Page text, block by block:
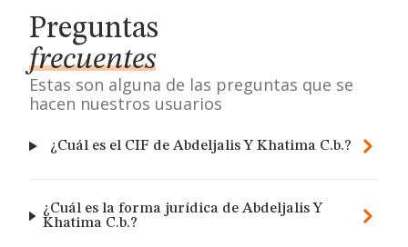
Preguntas
frecuentes
Estas son alguna de las preguntas que se
hacen nuestros usuarios
¿Cuál es el CIF de Abdeljalis Y Khatima C.b.?
¿Cuál es la forma jurídica de Abdeljalis Y
Khatima C.b.?